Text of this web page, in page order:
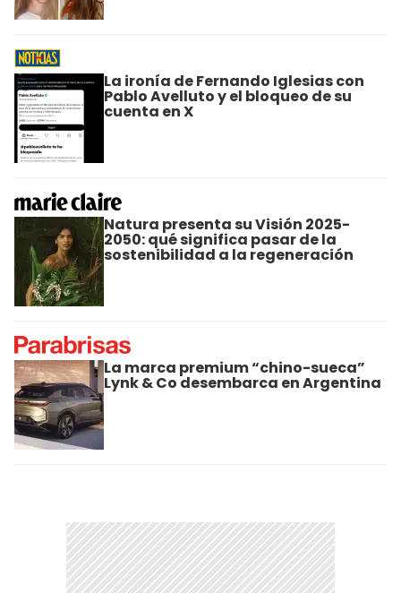
La ironía de Fernando Iglesias con
Pablo Avelluto y el bloqueo de su
cuenta en X
Natura presenta su Visión 2025-
2050: qué significa pasar de la
sostenibilidad a la regeneración
La marca premium “chino-sueca”
Lynk & Co desembarca en Argentina